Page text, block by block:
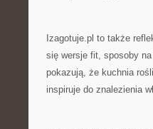
Izagotuje.pl to także
się wersje fit, sposoby
pokazują, że kuchnia
inspiruje do znalezienia